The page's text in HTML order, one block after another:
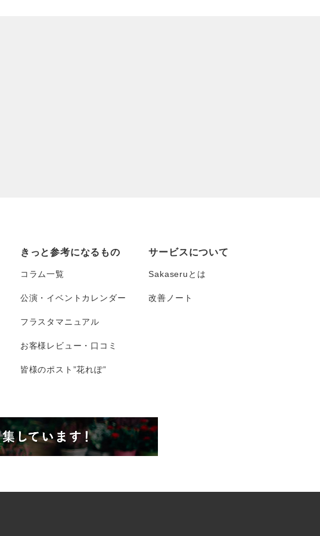
きっと参考になるもの
コラム一覧
公演・イベントカレンダー
フラスタマニュアル
お客様レビュー・口コミ
皆様のポスト”花れぽ”
サービスについて
Sakaseruとは
改善ノート